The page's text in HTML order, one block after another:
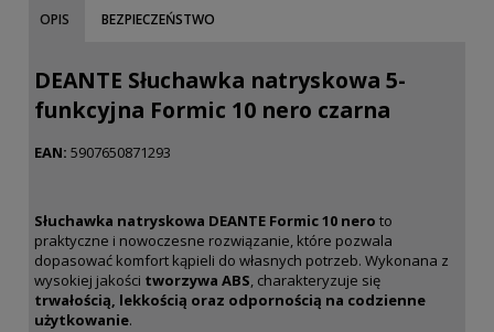
OPIS BEZPIECZEŃSTWO
DEANTE Słuchawka natryskowa 5-
funkcyjna Formic 10 nero czarna
EAN: 5907650871293
Słuchawka natryskowa DEANTE Formic 10 nero to
praktyczne i nowoczesne rozwiązanie, które pozwala
dopasować komfort kąpieli do własnych potrzeb. Wykonana z
wysokiej jakości tworzywa ABS, charakteryzuje się
trwałością, lekkością oraz odpornością na codzienne
użytkowanie.